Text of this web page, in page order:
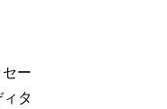
ー
タ